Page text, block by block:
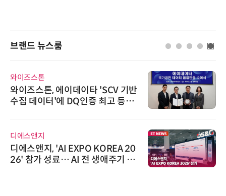
브랜드 뉴스룸
와이즈스톤
와이즈스톤, 에이데이타 'SCV 기반
수집 데이터'에 DQ인증 최고 등급
디에스앤지
디에스앤지, 'AI EXPO KOREA 20
26' 참가 성료… AI 전 생애주기 아